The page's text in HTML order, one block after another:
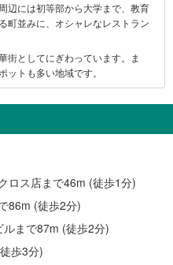
辺には初等部から大学まで、教育
町並みに、オシャレなレストラン
街としてにぎわっています。ま
トも多い地域です。
ロス店まで46m (徒歩1分)
86m (徒歩2分)
まで87m (徒歩2分)
歩3分)